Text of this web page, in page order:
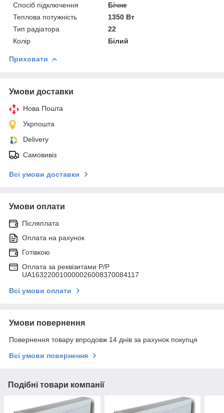
Спосіб підключення
Бічне
Теплова потужність
1350 Вт
Тип радіатора
22
Колір
Білий
Приховати
Умови доставки
Нова Пошта
Укрпошта
Delivery
Самовивіз
Всі умови доставки
Умови оплати
Післяплата
Оплата на рахунок
Готівкою
Оплата за реквізитами P/Р
UA163220010000026008370084117
Всі умови оплати
Умови повернення
Повернення товару впродовж 14 днів за рахунок покупця
Всі умови повернення
Подібні товари компанії